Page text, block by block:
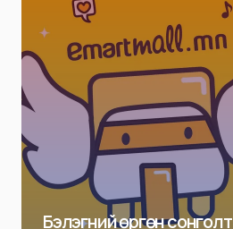
Бэлэгний өргөн сонголт